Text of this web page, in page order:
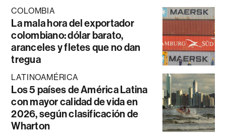
COLOMBIA
La mala hora del exportador
colombiano: dólar barato,
aranceles y fletes que no dan
tregua
LATINOAMÉRICA
Los 5 países de América Latina
con mayor calidad de vida en
2026, según clasificación de
Wharton